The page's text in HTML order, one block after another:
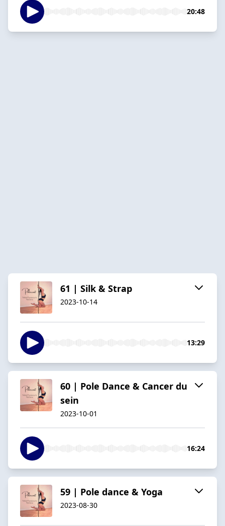
20:48
61 | Silk & Strap
2023-10-14
13:29
60 | Pole Dance & Cancer du
sein
2023-10-01
16:24
59 | Pole dance & Yoga
2023-08-30